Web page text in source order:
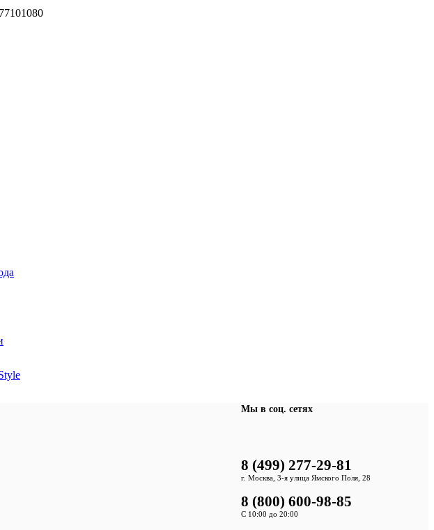
Мы в соц. сетях
8 (499) 277-29-81
г. Москва, 3-я улица Ямского Поля, 28
8 (800) 600-98-85
С 10:00 до 20:00